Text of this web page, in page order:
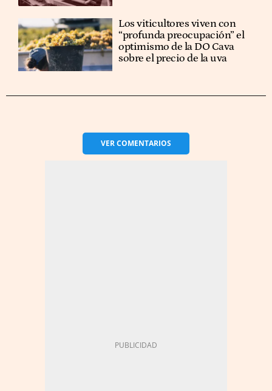
Los viticultores viven con
“profunda preocupación” el
optimismo de la DO Cava
sobre el precio de la uva
VERCOMENTARIOS